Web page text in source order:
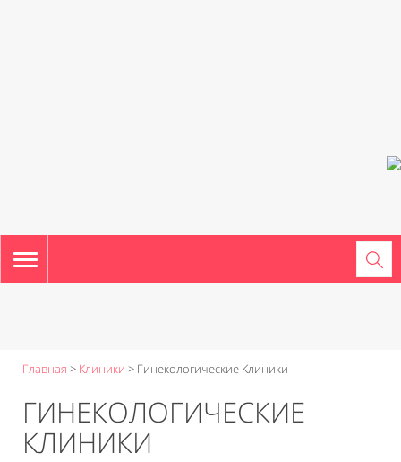
TOGGLE
NAVIGATION
Главная > Клиники > Гинекологические Клиники
ГИНЕКОЛОГИЧЕСКИЕ
КЛИНИКИ